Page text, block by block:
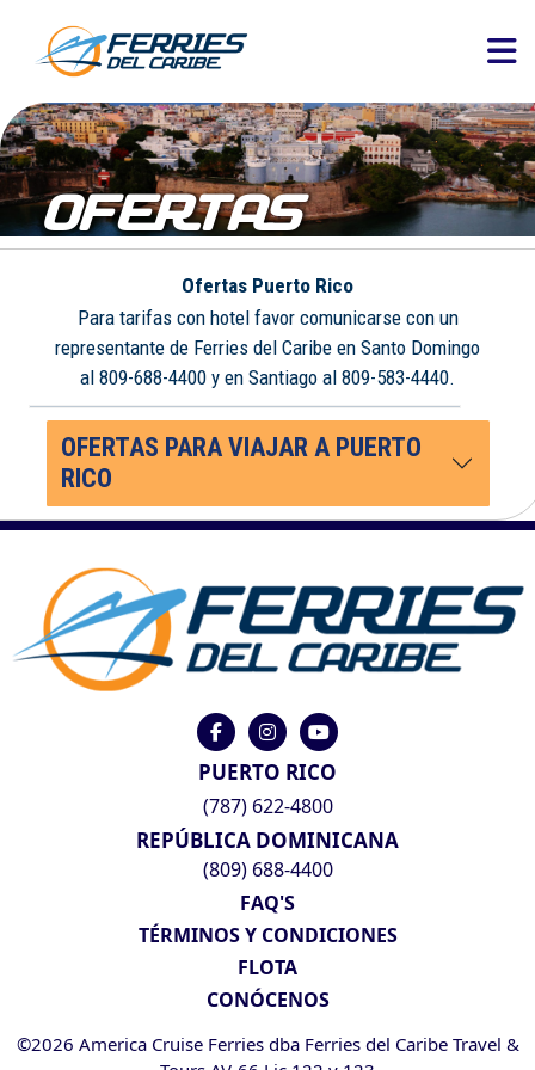
OFERTAS
Ofertas Puerto Rico
Para tarifas con hotel favor comunicarse con un
representante de Ferries del Caribe en Santo Domingo
al 809-688-4400 y en Santiago al 809-583-4440.
OFERTAS PARA VIAJAR A PUERTO
RICO
PUERTO RICO
(787) 622-4800
REPÚBLICA DOMINICANA
(809) 688-4400
FAQ'S
TÉRMINOS Y CONDICIONES
FLOTA
CONÓCENOS
©2026 America Cruise Ferries dba Ferries del Caribe Travel &